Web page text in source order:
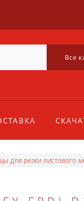
Все
для резки листового